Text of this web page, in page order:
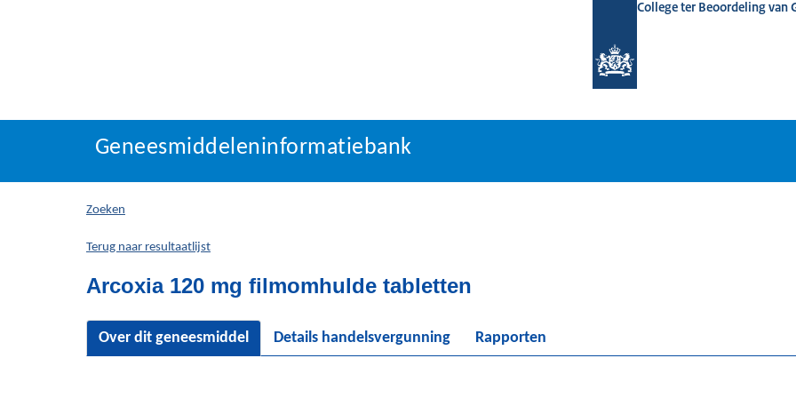
College ter Beoordeling van
Geneesmiddeleninformatiebank
U
hier:
Geneesmiddeleninformatiebank
Zoeken
Terug naar resultaatlijst
Arcoxia 120 mg filmomhulde tabletten
Over dit geneesmiddel Details handelsvergunning Rapporten